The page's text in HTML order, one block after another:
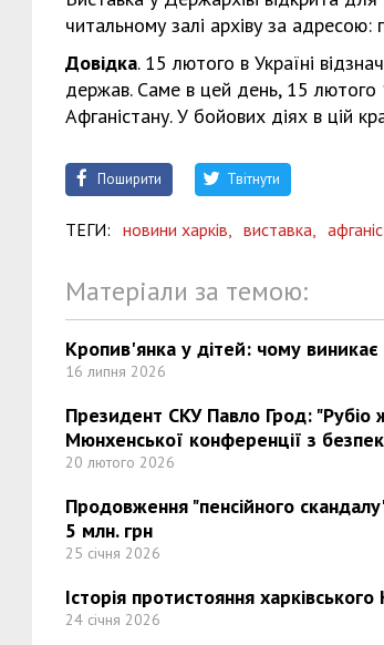
читальному залі архіву за адресою:
Довідка. 15 лютого в Україні
держав. Саме в цей день, 15 лютого
Афганістану. У бойових діях в цій
Поширити Твітнути
ТЕГИ: новини харків, виставка,
Матеріали за темою:
Кропив'янка у дітей: чому виникає
16 липня 2026
Президент СКУ Павло Грод: "Рубіо
Мюнхенської конференції з
20 лютого 2026
Продовження "пенсійного
5 млн. грн
25 січня 2026
Історія протистояння
24 січня 2026